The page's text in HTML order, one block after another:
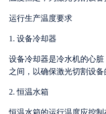
运行生产温度要求
1. 设备冷却器
设备冷却器是冷水机的心
之间，以确保激光切割设备
2. 恒温水箱
恒温水箱的运行温度应控制